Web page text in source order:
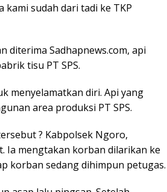
kami sudah dari tadi ke TKP
diterima Sadhapnews.com, api
tisu PT SPS.
menyelamatkan diri. Api yang
area produksi PT SPS.
? Kabpolsek Ngoro,
Ia mengtakan korban dilarikan ke
korban sedang dihimpun petugas.